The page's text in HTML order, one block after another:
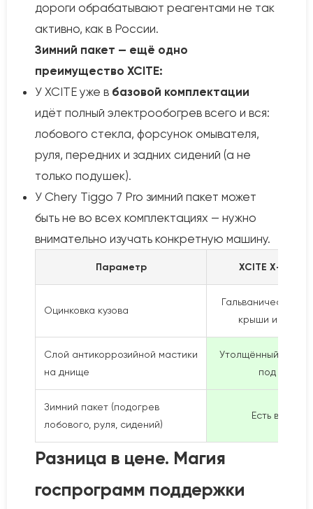
дороги обрабатывают реагентами не так
активно, как в России.
Зимний пакет — ещё одно
преимущество XCITE:
У XCITE уже в базовой комплектации
идёт полный электрообогрев всего и вся:
лобового стекла, форсунок омывателя,
руля, передних и задних сидений (а не
только подушек).
У Chery Tiggo 7 Pro зимний пакет может
быть не во всех комплектациях — нужно
внимательно изучать конкретную машину.
Параметр XCITE X-Cross
Оцинковка кузова
Гальваническая
крыши и
Слой антикоррозийной мастики
на днище
Утолщённый
под РФ)
Зимний пакет (подогрев
лобового, руля, сидений)
Есть в базе
Разница в цене. Магия
госпрограмм поддержки